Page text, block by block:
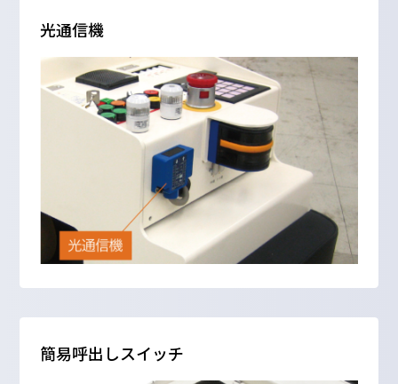
光通信機
簡易呼出しスイッチ